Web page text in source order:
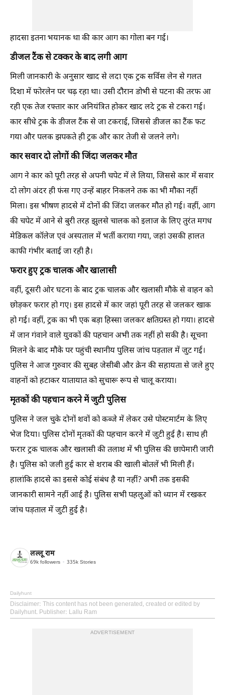
हादसा इतना भयानक था की कार आग का गोला बन गई।
डीजल टैंक से टक्कर के बाद लगी आग
मिली जानकारी के अनुसार खाद से लदा एक ट्रक सर्विस लेन से गलत
दिशा में फोरलेन पर चढ़ रहा था। उसी दौरान डोभी से पटना की तरफ आ
रही एक तेज रफ्तार कार अनियंत्रित होकर खाद लदे ट्रक से टकरा गई।
कार सीधे ट्रक के डीजल टैंक से जा टकराई, जिससे डीजल का टैंक फट
गया और पलक झपकते ही ट्रक और कार तेजी से जलने लगे।
कार सवार दो लोगों की जिंदा जलकर मौत
आग ने कार को पूरी तरह से अपनी चपेट में ले लिया, जिससे कार में सवार
दो लोग अंदर ही फंस गए उन्हें बाहर निकलने तक का भी मौका नहीं
मिला। इस भीषण हादसे में दोनों की जिंदा जलकर मौत हो गई। वहीं, आग
की चपेट में आने से बुरी तरह झुलसे चालक को इलाज के लिए तुरंत मगध
मेडिकल कॉलेज एवं अस्पताल में भर्ती कराया गया, जहां उसकी हालत
काफी गंभीर बताई जा रही है।
फरार हुए ट्रक चालक और खालासी
वहीं, दूसरी ओर घटना के बाद ट्रक चालक और खलासी मौके से वाहन को
छोड़कर फरार हो गए। इस हादसे में कार जहां पूरी तरह से जलकर खाक
हो गई। वहीं, ट्रक का भी एक बड़ा हिस्सा जलकर क्षतिग्रस्त हो गया। हादसे
में जान गंवाने वाले युवकों की पहचान अभी तक नहीं हो सकी है। सूचना
मिलने के बाद मौके पर पहुंची स्थानीय पुलिस जांच पड़ताल में जुट गई।
पुलिस ने आज गुरुवार की सुबह जेसीबी और क्रेन की सहायता से जले हुए
वाहनों को हटाकर यातायात को सुचारू रूप से चालू कराया।
मृतकों की पहचान करने में जुटी पुलिस
पुलिस ने जल चुके दोनों शवों को कब्जे में लेकर उसे पोस्टमार्टम के लिए
भेज दिया। पुलिस दोनों मृतकों की पहचान करने में जुटी हुई है। साथ ही
फरार ट्रक चालक और खलासी की तलाश में भी पुलिस की छापेमारी जारी
है। पुलिस को जली हुई कार से शराब की खाली बोतलें भी मिली हैं।
हालांकि हादसे का इससे कोई संबंध है या नहीं? अभी तक इसकी
जानकारी सामने नहीं आई है। पुलिस सभी पहलुओं को ध्यान में रखकर
जांच पड़ताल में जुटी हुई है।
लल्लू राम
69k followers 335k Stories
Dailyhunt
Disclaimer: This content has not been generated, created or edited by
Dailyhunt. Publisher: Lallu Ram
ADVERTISEMENT